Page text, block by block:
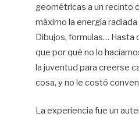
geométricas a un recinto
máximo la energía
Dibujos, formulas… Hasta
que por qué no lo
la juventud para creerse
cosa, y no le costó
La experiencia fue un